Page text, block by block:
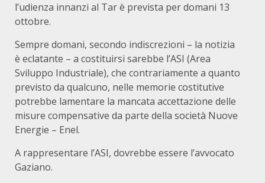
l’udienza innanzi al Tar è prevista per domani 13
ottobre.
Sempre domani, secondo indiscrezioni – la notizia
è eclatante – a costituirsi sarebbe l’ASI (Area
Sviluppo Industriale), che contrariamente a quanto
previsto da qualcuno, nelle memorie costitutive
potrebbe lamentare la mancata accettazione delle
misure compensative da parte della società Nuove
Energie – Enel.
A rappresentare l’ASI, dovrebbe essere l’avvocato
Gaziano.